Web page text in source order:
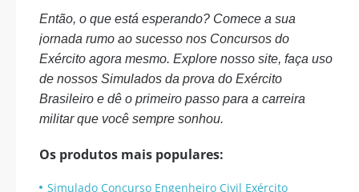
Então, o que está esperando? Comece a sua
jornada rumo ao sucesso nos Concursos do
Exército agora mesmo. Explore nosso site, faça uso
de nossos Simulados da prova do Exército
Brasileiro e dê o primeiro passo para a carreira
militar que você sempre sonhou.
Os produtos mais populares:
Simulado Concurso Engenheiro Civil Exército